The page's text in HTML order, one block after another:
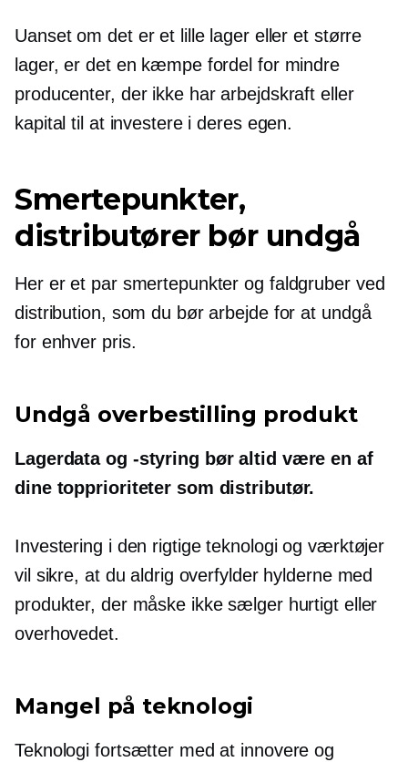
Uanset om det er et lille lager eller et større
lager, er det en kæmpe fordel for mindre
producenter, der ikke har arbejdskraft eller
kapital til at investere i deres egen.
Smertepunkter,
distributører bør undgå
Her er et par smertepunkter og faldgruber ved
distribution, som du bør arbejde for at undgå
for enhver pris.
Undgå overbestilling produkt
Lagerdata og -styring bør altid være en af ​​
dine topprioriteter som distributør.
Investering i den rigtige teknologi og værktøjer
vil sikre, at du aldrig overfylder hylderne med
produkter, der måske ikke sælger hurtigt eller
overhovedet.
Mangel på teknologi
Teknologi fortsætter med at innovere og